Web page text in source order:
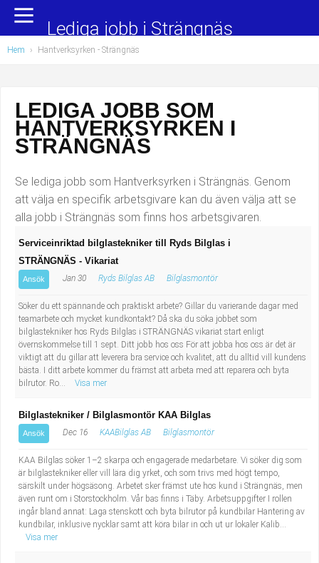
Yrkesområden
Administration, ekonomi, juridik
Chefer och verksamhetsledare
Data/IT
Försäljning, inköp, marknadsföring
Hantverksyrken
Hotell, restaurang, storhushåll
Industriell tillverkning
Installation, drift, underhåll
Kultur, media, design
Militärt arbete
Naturbruk
Naturvetenskapligt arbete
Populära jobb
Undersköterska, hemtjänst och äldreboende
Barnskötare
Lärare i förskola/Förskollärare
Lagerarbetare
Bussförare/Busschaufför
Elevassistent
Behandlingsassistent/Socialpedagog
Tandsköterska
Tidningsbud/Tidningsdistributör
Lärare i fritidshem/Fritidspedagog
Taxiförare/Taxichaufför
Läkarsekreterare/Vårdadmin/Medicinsk
Lediga jobb i Strängnäs
Hem › Hantverksyrken - Strängnäs
LEDIGA JOBB SOM
HANTVERKSYRKEN I
STRÄNGNÄS
Se lediga jobb som Hantverksyrken i Strängnäs. Genom
att välja en specifik arbetsgivare kan du även välja att se
alla jobb i Strängnäs som finns hos arbetsgivaren.
Serviceinriktad bilglastekniker till Ryds Bilglas i
STRÄNGNÄS - Vikariat
Ansök Jan 30 Ryds Bilglas AB Bilglasmontör
Söker du ett spännande och praktiskt arbete? Gillar du varierande dagar med
teamarbete och mycket kundkontakt? Då ska du söka jobbet som
bilglastekniker hos Ryds Bilglas i STRÄNGNÄS vikariat start enligt
övernskommelse till 1 sept. Ditt jobb hos oss För att jobba hos oss är det är
viktigt att du gillar att leverera bra service och kvalitet, att du alltid vill kundens
bästa. I ditt arbete kommer du främst att arbeta med att reparera och byta
bilrutor. Ro...
Visa mer
Bilglastekniker / Bilglasmontör KAA Bilglas
Ansök Dec 16 KAABilglas AB Bilglasmontör
KAA Bilglas söker 1–2 skarpa och engagerade medarbetare. Vi söker dig som
är bilglastekniker eller vill lära dig yrket, och som trivs med högt tempo,
särskilt under högsäsong. Arbetet sker främst ute hos kund i Strängnäs, men
även runt om i Storstockholm. Vår bas finns i Täby. Arbetsuppgifter I rollen
ingår bland annat: Laga stenskott och byta bilrutor på kundbilar Hantering av
kundbilar, inklusive nycklar samt att köra bilar in och ut ur lokaler Kalib...
Visa mer